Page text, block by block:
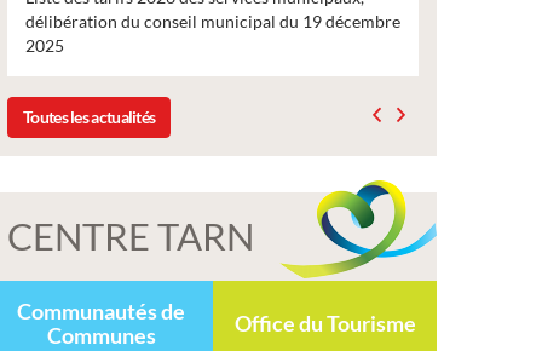
délibération du conseil municipal du 19 décembre
2025
Toutes les actualités
CENTRE TARN
Communautés de
Communes
Office du Tourisme